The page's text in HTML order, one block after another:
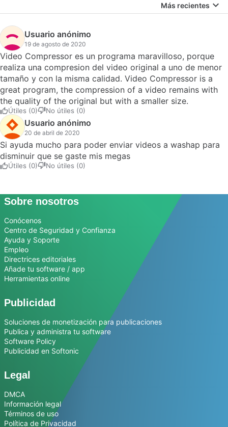
Más recientes
Usuario anónimo
19 de agosto de 2020
Video Compressor es un programa maravilloso, porque
realiza una compresion del video original a uno de menor
tamaño y con la misma calidad. Video Compressor is a
great program, the compression of a video remains with
the quality of the original but with a smaller size.
Útiles (0) No útiles (0)
Usuario anónimo
20 de abril de 2020
Si ayuda mucho para poder enviar videos a washap para
disminuir que se gaste mis megas
Útiles (0) No útiles (0)
Sobre nosotros
Conócenos
Centro de Seguridad y Confianza
Ayuda y Soporte
Empleo
Directrices editoriales
Añade tu software / app
Herramientas online
Publicidad
Soluciones de monetización para publicaciones
Publica y administra tu software
Software Policy
Publicidad en Softonic
Legal
DMCA
Información legal
Términos de uso
Política de Privacidad